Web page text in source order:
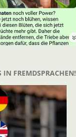
IN FREMDSPRACHEN!